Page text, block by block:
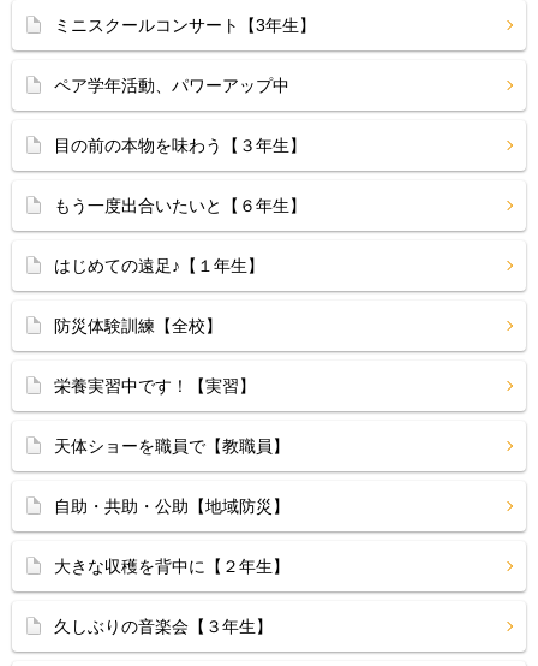
ミニスクールコンサート【3年生】
ペア学年活動、パワーアップ中
目の前の本物を味わう【３年生】
もう一度出合いたいと【６年生】
はじめての遠足♪【１年生】
防災体験訓練【全校】
栄養実習中です！【実習】
天体ショーを職員で【教職員】
自助・共助・公助【地域防災】
大きな収穫を背中に【２年生】
久しぶりの音楽会【３年生】